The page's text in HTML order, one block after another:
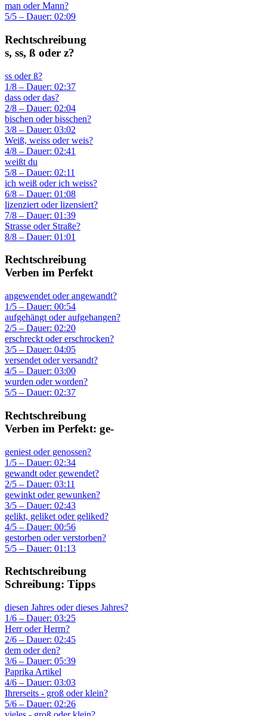
man oder Mann?
5/5 – Dauer: 02:09
Rechtschreibung
s, ss, ß oder z?
ss oder ß?
1/8 – Dauer: 02:37
dass oder das?
2/8 – Dauer: 02:04
bischen oder bisschen?
3/8 – Dauer: 03:02
Weiß, weiss oder weis?
4/8 – Dauer: 02:41
weißt du
5/8 – Dauer: 02:11
ich weiß oder ich weiss?
6/8 – Dauer: 01:08
lizenziert oder lizensiert?
7/8 – Dauer: 01:39
Strasse oder Straße?
8/8 – Dauer: 01:01
Rechtschreibung
Verben im Perfekt
angewendet oder angewandt?
1/5 – Dauer: 00:54
aufgehängt oder aufgehangen?
2/5 – Dauer: 02:20
erschreckt oder erschrocken?
3/5 – Dauer: 04:05
versendet oder versandt?
4/5 – Dauer: 03:00
wurden oder worden?
5/5 – Dauer: 02:37
Rechtschreibung
Verben im Perfekt: ge-
geniest oder genossen?
1/5 – Dauer: 02:34
gewandt oder gewendet?
2/5 – Dauer: 03:11
gewinkt oder gewunken?
3/5 – Dauer: 02:43
gelikt, geliket oder geliked?
4/5 – Dauer: 00:56
gestorben oder verstorben?
5/5 – Dauer: 01:13
Rechtschreibung
Schreibung: Tipps
diesen Jahres oder dieses Jahres?
1/6 – Dauer: 03:25
Herr oder Herrn?
2/6 – Dauer: 02:45
dem oder den?
3/6 – Dauer: 05:39
Paprika Artikel
4/6 – Dauer: 03:03
Ihrerseits - groß oder klein?
5/6 – Dauer: 02:26